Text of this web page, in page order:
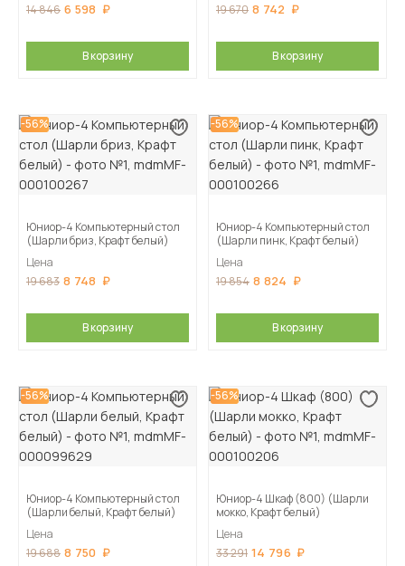
14 846 6 598
В корзину
19 670 8 742
В корзину
-56%
Юниор-4 Компьютерный стол
(Шарли бриз, Крафт белый)
Цена
19 683 8 748
В корзину
-56%
Юниор-4 Компьютерный стол
(Шарли пинк, Крафт белый)
Цена
19 854 8 824
В корзину
-56%
Юниор-4 Компьютерный стол
(Шарли белый, Крафт белый)
Цена
19 688 8 750
-56%
Юниор-4 Шкаф (800) (Шарли
мокко, Крафт белый)
Цена
33 291 14 796